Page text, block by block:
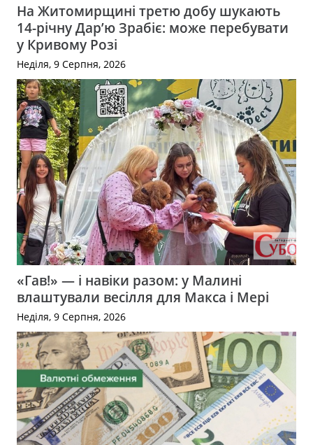
На Житомирщині третю добу шукають
14-річну Дар’ю Зрабіє: може перебувати
у Кривому Розі
Неділя, 9 Серпня, 2026
«Гав!» — і навіки разом: у Малині
влаштували весілля для Макса і Мері
Неділя, 9 Серпня, 2026